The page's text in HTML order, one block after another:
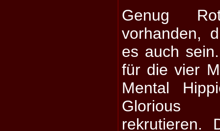
Genug
vorhanden,
es auch
für die vier
Mental
Glorious
rekrutieren.